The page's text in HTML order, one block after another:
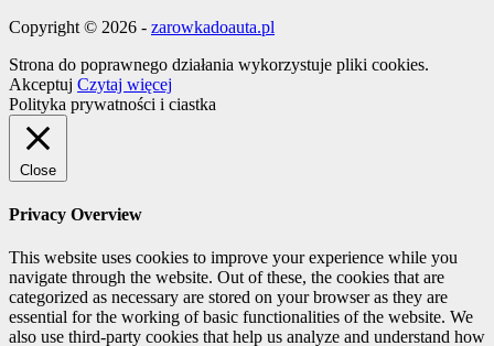
Copyright © 2026 - zarowkadoauta.pl
Strona do poprawnego działania wykorzystuje pliki cookies.
Akceptuj Czytaj więcej
Polityka prywatności i ciastka
Close
Privacy Overview
This website uses cookies to improve your experience while you
navigate through the website. Out of these, the cookies that are
categorized as necessary are stored on your browser as they are
essential for the working of basic functionalities of the website. We
also use third-party cookies that help us analyze and understand how